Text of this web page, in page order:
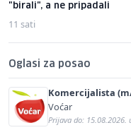
"birali", a ne pripadali
11 sati
Oglasi za posao
Komercijalista
Voćar
Prijava do: 15.08.2026.